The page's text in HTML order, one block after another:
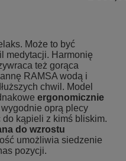
Może to być
medytacji. Harmonię
też gorąca
RAMSA wodą i
chwil. Model
ergonomicznie
wygodnie oprą plecy
kąpieli z kimś bliskim.
do wzrostu
umożliwia siedzenie
pozycji.